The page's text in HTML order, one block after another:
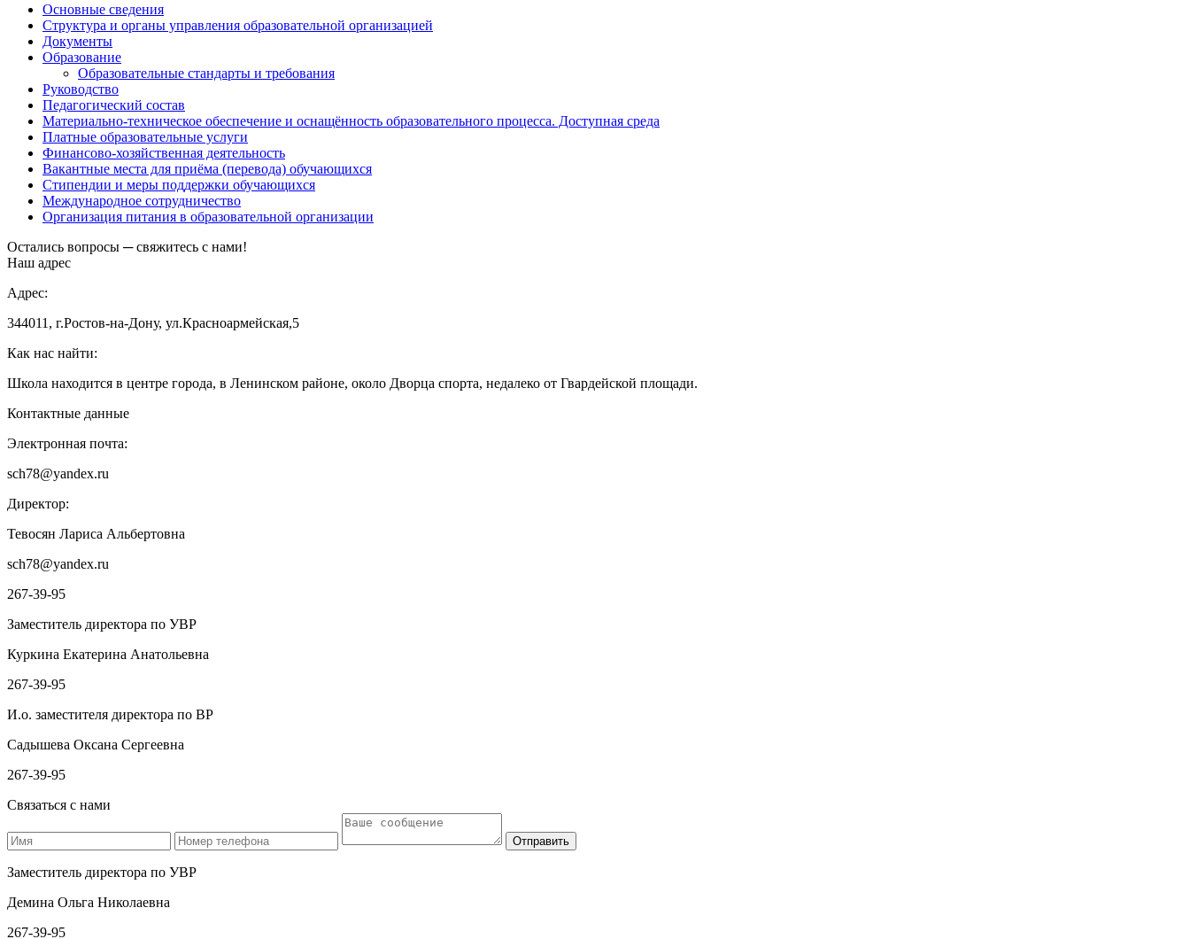
Основные сведения
Структура и органы управления образовательной организацией
Документы
Образование
Образовательные стандарты и требования
Руководство
Педагогический состав
Материально-техническое обеспечение и оснащённость образовательного процесса. Доступная среда
Платные образовательные услуги
Финансово-хозяйственная деятельность
Вакантные места для приёма (перевода) обучающихся
Стипендии и меры поддержки обучающихся
Международное сотрудничество
Организация питания в образовательной организации
Остались вопросы ─ свяжитесь с нами!
Наш адрес
Адрес:
344011, г.Ростов-на-Дону, ул.Красноармейская,5
Как нас найти:
Школа находится в центре города, в Ленинском районе, около Дворца спорта, недалеко от Гвардейской площади.
Контактные данные
Электронная почта:
sch78@yandex.ru
Директор:
Тевосян Лариса Альбертовна
sch78@yandex.ru
267-39-95
Заместитель директора по УВР
Куркина Екатерина Анатольевна
267-39-95
И.о. заместителя директора по ВР
Садышева Оксана Сергеевна
267-39-95
Связаться с нами
Заместитель директора по УВР
Демина Ольга Николаевна
267-39-95